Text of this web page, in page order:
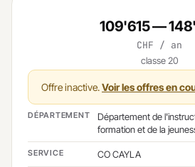
109'615 —
CHF / an
classe 20
Offre inactive.Voir les offres en
DÉPARTEMENT
Département de
formation et de la
SERVICE CO CAYLA